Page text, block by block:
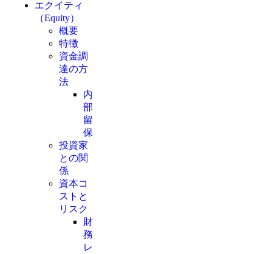
エクイティ
（Equity）
概要
特徴
資金調
達の方
法
内
部
留
保
投資家
との関
係
資本コ
ストと
リスク
財
務
レ